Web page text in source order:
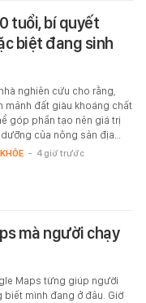
tuổi, bí quyết
biệt đang sinh
nghiên cứu cho rằng,
mảnh đất giàu khoáng chất
góp phần tạo nên giá trị
của nông sản địa…
- 4 giờ trước
mà người chạy
Maps từng giúp người
biết mình đang ở đâu. Giờ